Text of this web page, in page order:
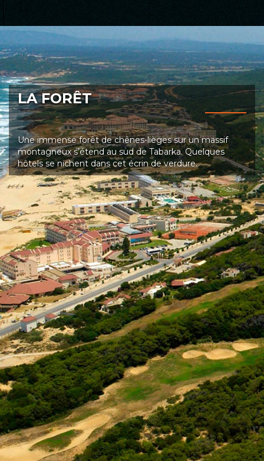
LA FORÊT
Une immense forêt de chênes-lièges sur un massif
montagneux s’étend au sud de Tabarka. Quelques
hôtels se nichent dans cet écrin de verdure.